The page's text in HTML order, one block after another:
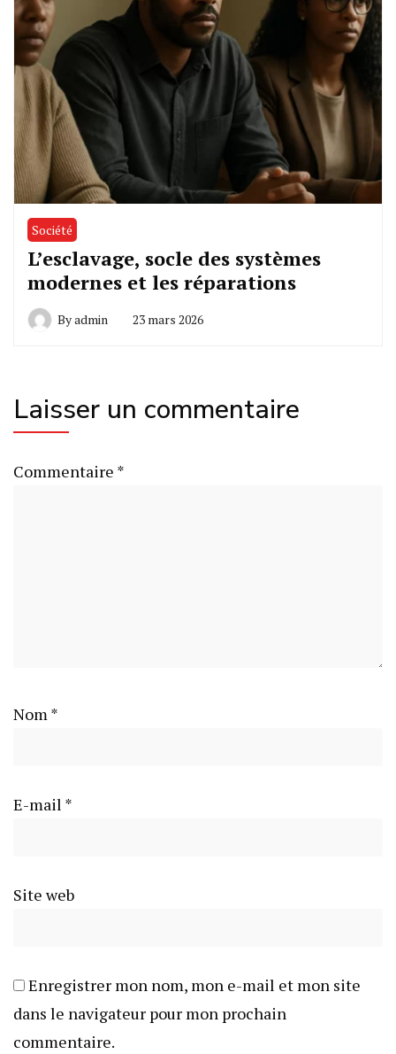
Société
L’esclavage, socle des systèmes
modernes et les réparations
Byadmin 23 mars 2026
Laisser un commentaire
Commentaire *
Nom *
E-mail *
Site web
Enregistrer mon nom, mon e-mail et mon site
dans le navigateur pour mon prochain
commentaire.